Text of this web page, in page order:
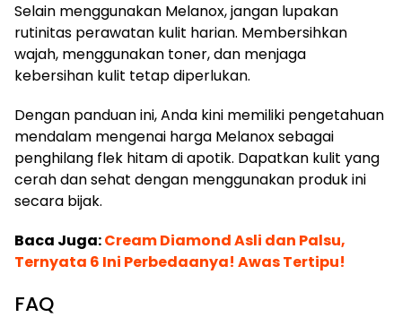
Selain menggunakan Melanox, jangan lupakan
rutinitas perawatan kulit harian. Membersihkan
wajah, menggunakan toner, dan menjaga
kebersihan kulit tetap diperlukan.
Dengan panduan ini, Anda kini memiliki pengetahuan
mendalam mengenai harga Melanox sebagai
penghilang flek hitam di apotik. Dapatkan kulit yang
cerah dan sehat dengan menggunakan produk ini
secara bijak.
Baca Juga:Cream Diamond Asli dan Palsu,
Ternyata 6 Ini Perbedaanya! Awas Tertipu!
FAQ